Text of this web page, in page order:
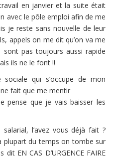
en janvier et la suite était
avec le pôle emploi afin de me
je reste sans nouvelle de leur
appels on me dit qu’on va me
sont pas toujours aussi rapide
ils ne le font !!
sociale qui s’occupe de mon
fait que me mentir
pense que je vais baisser les
l’avez vous déjà fait ?
plupart du temps on tombe sur
EN CAS D’URGENCE FAIRE